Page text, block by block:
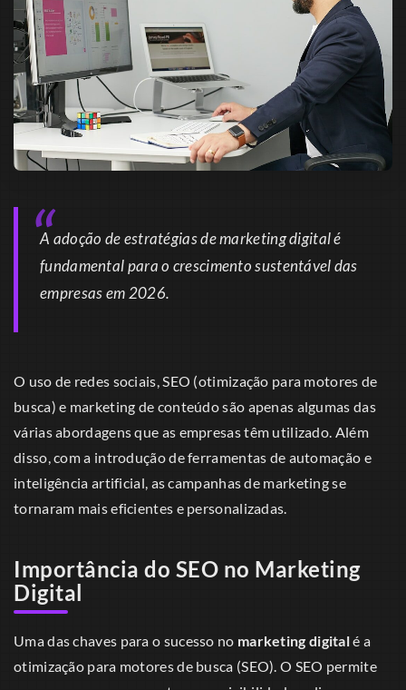
A adoção de estratégias de marketing digital é
fundamental para o crescimento sustentável das
empresas em 2026.
O uso de redes sociais, SEO (otimização para motores de
busca) e marketing de conteúdo são apenas algumas das
várias abordagens que as empresas têm utilizado. Além
disso, com a introdução de ferramentas de automação e
inteligência artificial, as campanhas de marketing se
tornaram mais eficientes e personalizadas.
Importância do SEO no Marketing
Digital
Uma das chaves para o sucesso no marketing digitalé a
otimização para motores de busca (SEO). O SEO permite